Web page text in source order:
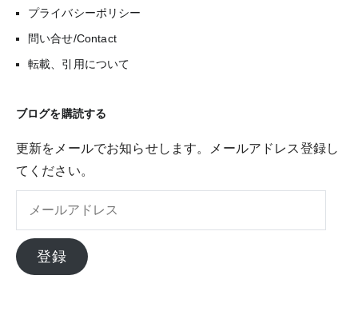
プライバシーポリシー
問い合せ/Contact
転載、引用について
ブログを購読する
更新をメールでお知らせします。メールアドレス登録し
てください。
ル
ア
登録